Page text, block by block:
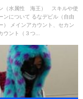
（水属性 海王） スキルや使
ンについて るなデビル（自由
） メインアカウント、セカン
ウント（３つ...